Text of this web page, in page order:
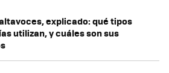
explicado: qué tipos
utilizan, y cuáles son sus